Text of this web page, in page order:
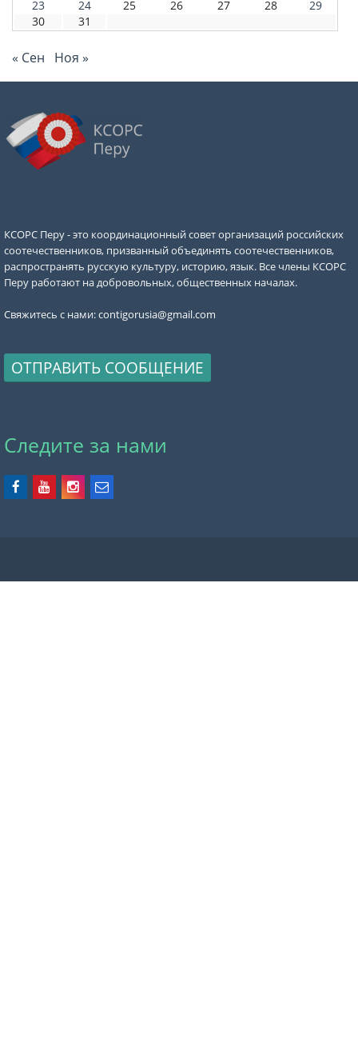
23 24 25 26 27 28
29
30
31
« Сен Ноя »
КСОРС Перу - это координационный совет организаций российских
соотечественников, призванный объединять соотечественников,
распространять русскую культуру, историю, язык. Все члены КСОРС
Перу работают на добровольных, общественных началах.
Свяжитесь с нами:contigorusia@gmail.com
ОТПРАВИТЬ СООБЩЕНИЕ
Следите за нами